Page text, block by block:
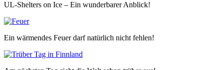
UL-Shelters on Ice – Ein wunderbarer Anblick!
Ein wärmendes Feuer darf natürlich nicht fehlen!